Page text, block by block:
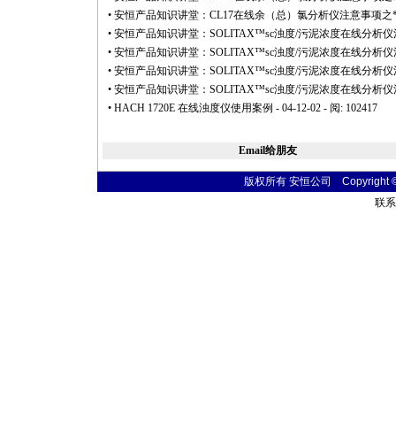
• 安恒产品知识讲堂：CL17在线余（总）氯分析仪注意事项之
• 安恒产品知识讲堂：SOLITAX™sc浊度/污泥浓度在线分析仪
• 安恒产品知识讲堂：SOLITAX™sc浊度/污泥浓度在线分析仪
• 安恒产品知识讲堂：SOLITAX™sc浊度/污泥浓度在线分析仪
• 安恒产品知识讲堂：SOLITAX™sc浊度/污泥浓度在线分析仪
• HACH 1720E 在线浊度仪使用案例 - 04-12-02 - 阅: 102417
Email给朋友
版权所有 安恒公司 Copyright
联